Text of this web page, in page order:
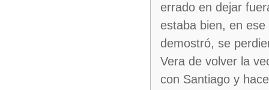
errado en dejar
estaba bien, en
demostró, se
Vera de volver la
con Santiago y